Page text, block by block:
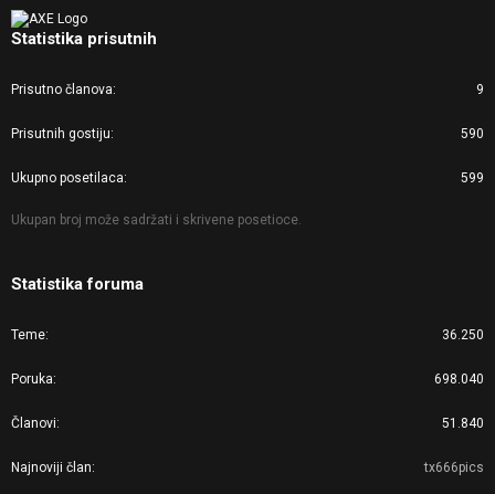
Statistika prisutnih
Prisutno članova 9
Prisutnih gostiju 590
Ukupno posetilaca 599
Ukupan broj može sadržati i skrivene posetioce.
Statistika foruma
Teme 36.250
Poruka 698.040
Članovi 51.840
Najnoviji član tx666pics